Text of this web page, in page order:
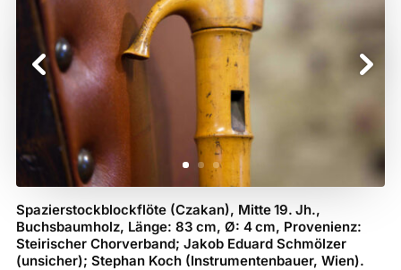
Spazierstockblockflöte (Czakan), Mitte 19. Jh.,
Buchsbaumholz, Länge: 83 cm, Ø: 4 cm, Provenienz:
Steirischer Chorverband; Jakob Eduard Schmölzer
(unsicher); Stephan Koch (Instrumentenbauer, Wien).